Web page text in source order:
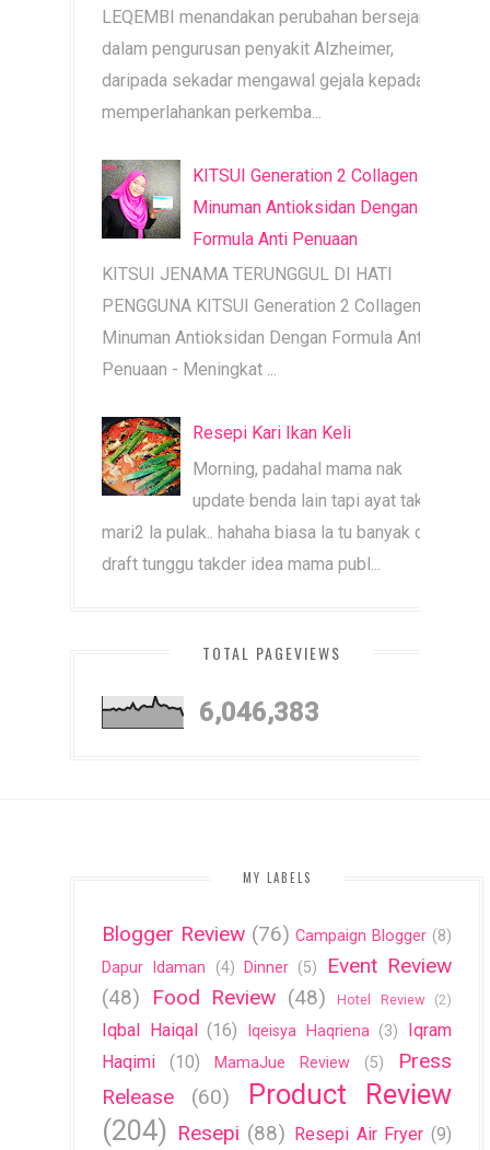
LEQEMBI menandakan perubahan bersejarah
dalam pengurusan penyakit Alzheimer,
daripada sekadar mengawal gejala kepada
memperlahankan perkemba...
KITSUI Generation 2 Collagen |
Minuman Antioksidan Dengan
Formula Anti Penuaan
KITSUI JENAMA TERUNGGUL DI HATI
PENGGUNA KITSUI Generation 2 Collagen |
Minuman Antioksidan Dengan Formula Anti
Penuaan - Meningkat ...
Resepi Kari Ikan Keli
Morning, padahal mama nak
update benda lain tapi ayat tak
mari2 la pulak.. hahaha biasa la tu banyak dah
draft tunggu takder idea mama publ...
TOTAL PAGEVIEWS
6,046,383
MY LABELS
Blogger Review (76) Campaign Blogger (8)
Dapur Idaman
(4) Dinner (5)
Event Review
(48)
Food Review (48) Hotel Review (2)
Iqbal Haiqal (16) Iqeisya Haqriena (3)
Iqram
Haqimi
(10) MamaJue Review (5)
Press
Release
(60)
Product Review
(204) Resepi (88) Resepi Air Fryer (9)